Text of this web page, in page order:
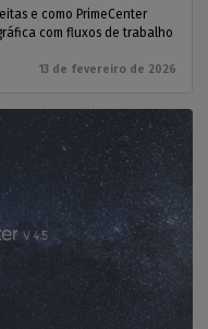
e como PrimeCenter
com fluxos de trabalho
13 de fevereiro de 2026